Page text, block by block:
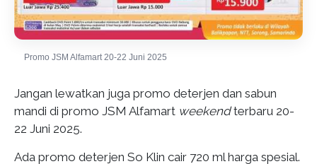
Promo JSM Alfamart 20-22 Juni 2025
Jangan lewatkan juga promo deterjen dan sabun
mandi di promo JSM Alfamart weekendterbaru 20-
22 Juni 2025.
Ada promo deterjen So Klin cair 720 ml harga spesial.